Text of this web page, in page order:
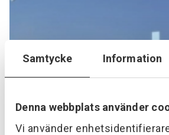
Samtycke Information
Denna webbplats använder
Vi använder